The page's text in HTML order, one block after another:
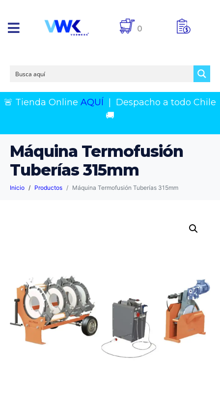
0
🚨 Tienda Online AQUÍ
Despacho a todo Chile
🚚
Máquina Termofusión
Tuberías 315mm
Inicio Productos Máquina Termofusión Tuberías 315mm